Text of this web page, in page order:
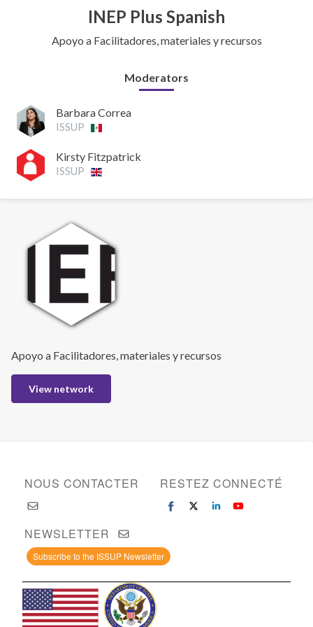
INEP Plus Spanish
Apoyo a Facilitadores, materiales y recursos
Moderators
Barbara Correa
ISSUP
Kirsty Fitzpatrick
ISSUP
Apoyo a Facilitadores, materiales y recursos
View network
NOUS CONTACTER RESTEZ CONNECTÉ
NEWSLETTER
Subscribe to the ISSUP Newsletter